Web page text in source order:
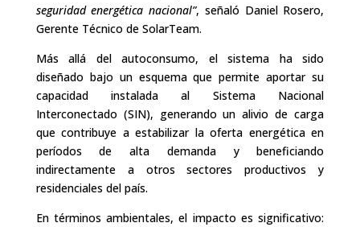
seguridad energética nacional”, señaló Daniel Rosero,
Gerente Técnico de SolarTeam.
Más allá del autoconsumo, el sistema ha sido
diseñado bajo un esquema que permite aportar su
capacidad instalada al Sistema Nacional
Interconectado (SIN), generando un alivio de carga
que contribuye a estabilizar la oferta energética en
períodos de alta demanda y beneficiando
indirectamente a otros sectores productivos y
residenciales del país.
En términos ambientales, el impacto es significativo: